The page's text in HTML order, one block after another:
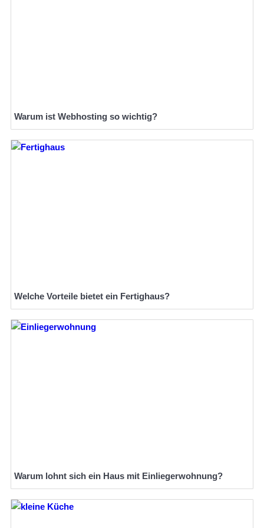
Warum ist Webhosting so wichtig?
Welche Vorteile bietet ein Fertighaus?
Warum lohnt sich ein Haus mit Einliegerwohnung?